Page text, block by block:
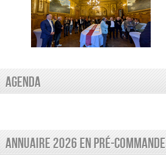
AGENDA
Annuaire 2026 en pré-commande